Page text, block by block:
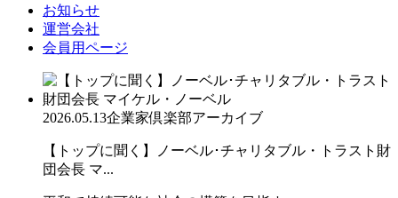
お知らせ
運営会社
会員用ページ
2026.05.13企業家倶楽部アーカイブ
【トップに聞く】ノーベル･チャリタブル・トラスト財
団会長 マ...